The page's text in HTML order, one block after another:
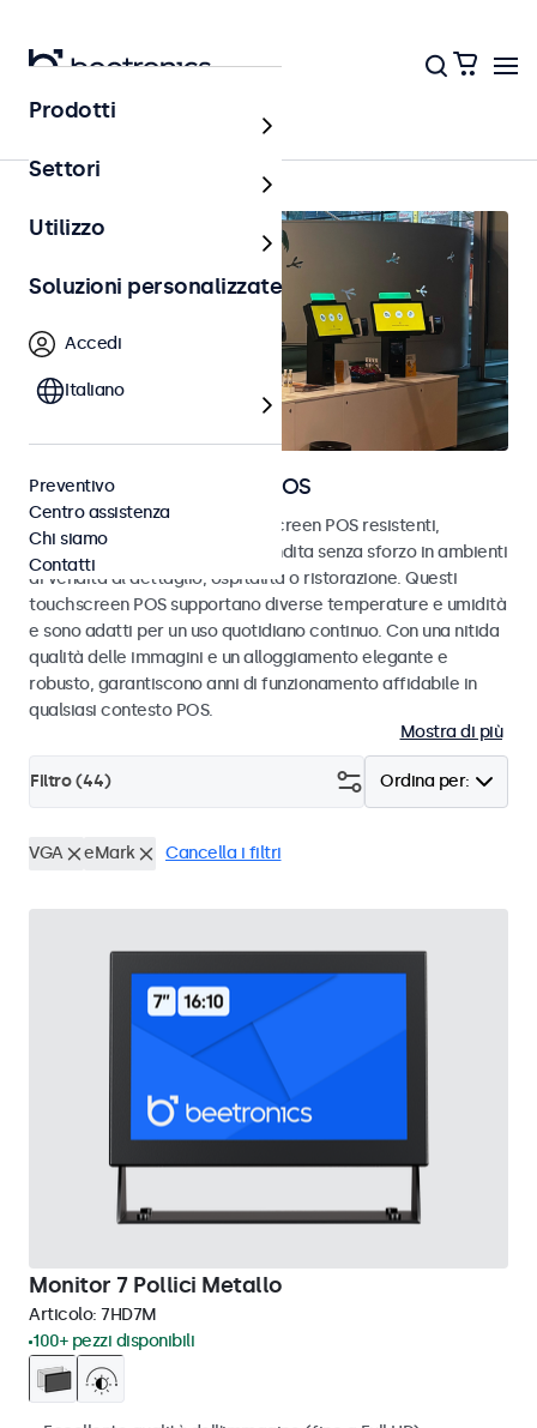
Home
Monitor e touchscreen POS
Scopri i nostri monitor e touchscreen POS resistenti,
progettati per transazioni di vendita senza sforzo in ambienti
di vendita al dettaglio, ospitalità o ristorazione. Questi
touchscreen POS supportano diverse temperature e umidità
e sono adatti per un uso quotidiano continuo. Con una nitida
qualità delle immagini e un alloggiamento elegante e
robusto, garantiscono anni di funzionamento affidabile in
qualsiasi contesto POS.
Mostra di più
Ordina per:
Filtro (44)
VGA eMark Cancella i filtri
Monitor 7 Pollici Metallo
Articolo: 7HD7M
100+ pezzi disponibili
Prodotti
Settori
Utilizzo
Soluzioni personalizzate
Accedi
Italiano
Preventivo
Centro assistenza
Chi siamo
Contatti